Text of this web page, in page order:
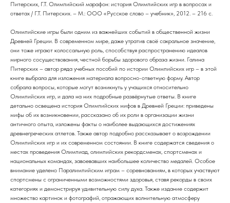
Питерских, Г.Т. Олимпийский марафон: история Олимпийских игр в вопросах и
ответах / Г.Т. Питерских. – М.: ООО «Русское слово – учебник», 2012. – 216 с.
Олимпийские игры были одним из важнейших событий в общественной жизни
Древней Греции. В современном мире, даже утратив своё сакральное значение,
они тоже играют колоссальную роль, способствуя распространению идеалов
мирного сосуществования, честной борьбы здорового образа жизни. Галина
Питерских – автор ряда учебных пособий по истории Олимпийских игр – в этой
книге выбрала для изложения материала вопросно-ответную форму. Автор
собрала вопросы, которые могут возникнуть у учащихся относительно
Олимпийских игр, и дала на них подробные развёрнутые ответы. В книге
детально освещена история Олимпийских мифов в Древней Греции: приведены
мифы об их возникновении, рассказано об их роли в организации жизни
античного опыта, изложены факты о наиболее выдающихся достижениях
древнегреческих атлетов. Также автор подробно рассказывает о возрождении
Олимпийских игр и их современном состоянии. В книге содержатся сведения о
местах проведения Олимпиад, олимпийских рекордсменах, спортсменах и
национальных командах, завоевавших наибольшее количество медалей. Особое
внимание уделено Паралимпийским играм – соревнованиям, в которых участвуют
спортсмены с ограниченными возможностями здоровья, ставя рекорды в своих
категориях и демонстрируя удивительную силу духа. Также издание содержит
множество картинок и фотографий, отражающих волнительную атмосферу